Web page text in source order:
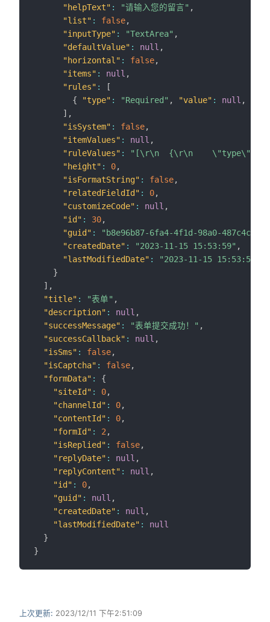
"helpText" : "请输入您的留言" ,
"list" : false,
"inputType" : "TextArea" ,
"defaultValue" : null ,
"horizontal" : false,
"items" : null ,
"rules" :
[
{
"type" : "Required" , "value" : null ,
] ,
"isSystem" : false,
"itemValues" : null ,
"ruleValues" :
"[\r\n  {\r\n    \"type\":
"height" : 0,
"isFormatString" : false,
"relatedFieldId" : 0,
"customizeCode" : null ,
"id" : 30,
"guid" :
"b8e96b87-6fa4-4f1d-98a0-
"createdDate" : "2023-11-15 15:53:59" ,
"lastModifiedDate" :
"2023-11-15 15:53:59"
}
] ,
"title" : "表单" ,
"description" : null ,
"successMessage" : "表单提交成功！" ,
"successCallback" : null ,
"isSms" : false,
"isCaptcha" : false,
"formData" :
{
"siteId" : 0,
"channelId" : 0,
"contentId" : 0,
"formId" : 2,
"isReplied" : false,
"replyDate" : null ,
"replyContent" : null ,
"id" : 0,
"guid" : null ,
"createdDate" : null ,
"lastModifiedDate" :
null
}
}
上次更新: 2023/12/11 下午2:51:09